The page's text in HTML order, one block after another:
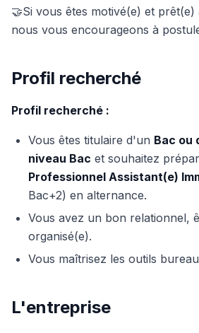
🤝Si vous êtes motivé(e) et
nous vous encourageons à
Profil recherché
Profil recherché :
Vous êtes titulaire d'un Bac ou
niveau Bac et souhaitez
Professionnel Assistant(e)
Bac+2) en alternance.
Vous avez un bon relationnel,
organisé(e).
Vous maîtrisez les outils
L'entreprise